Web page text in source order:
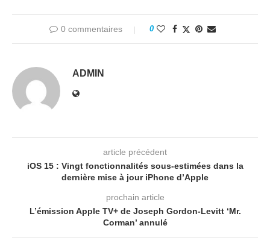
0 commentaires 0
ADMIN
article précédent
iOS 15 : Vingt fonctionnalités sous-estimées dans la
dernière mise à jour iPhone d’Apple
prochain article
L’émission Apple TV+ de Joseph Gordon-Levitt ‘Mr.
Corman’ annulé